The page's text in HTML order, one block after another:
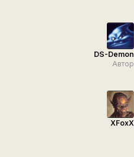
DS-Demon
Автор
XFoxX